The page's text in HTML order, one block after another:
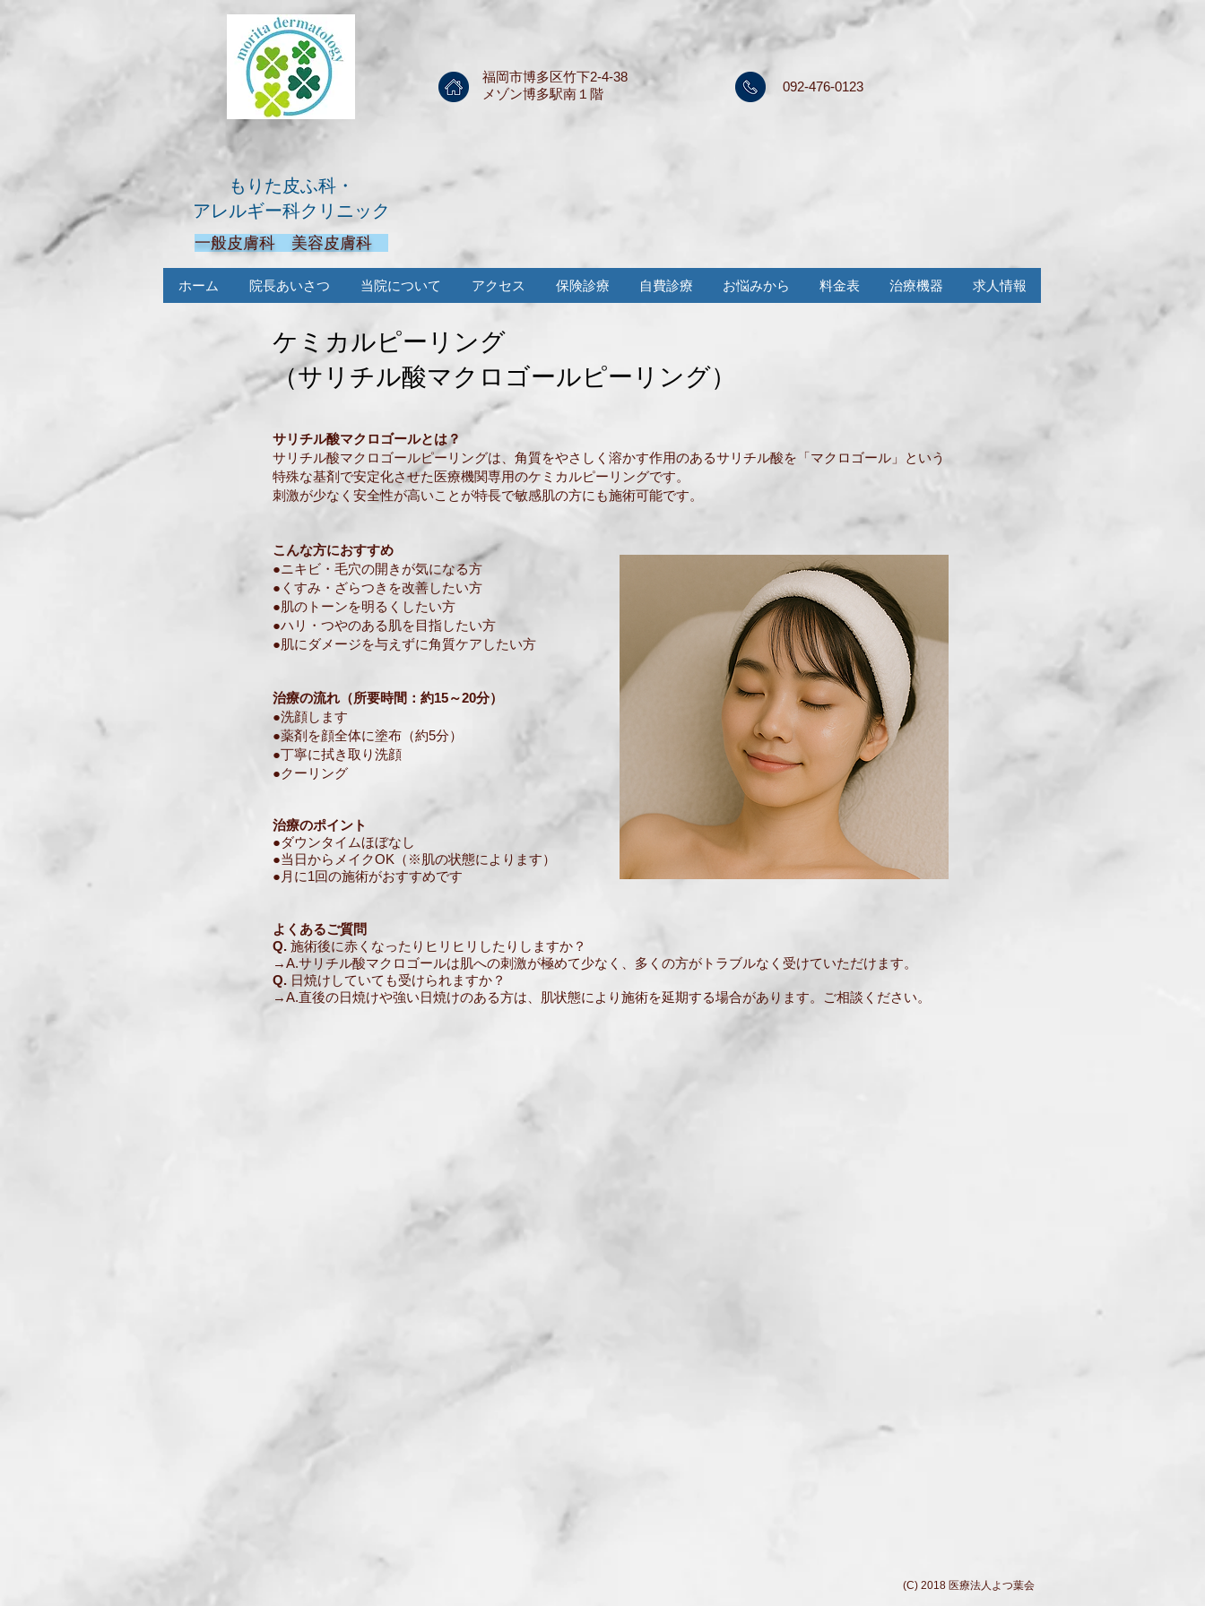
福岡市博多区竹下2-4-38
メゾン博多駅南１階
092-476-0123
もりた皮ふ科・
アレルギー科クリニック
一般皮膚科 美容皮膚科
ホーム 院長あいさつ 当院について アクセス 保険診療 自費診療 お悩みから 料金表 治療機器 求人情報
ケミカルピーリング
​（サリチル酸マクロゴールピーリング）
サリチル酸マクロゴールとは？
サリチル酸マクロゴールピーリングは、角質をやさしく溶かす作用のあるサリチル酸を「マクロゴール」という
特殊な基剤で安定化させた医療機関専用のケミカルピーリングです。
刺激が少なく安全性が高いことが特長で敏感肌の方にも施術可能です。
こんな方におすすめ
●ニキビ・毛穴の開きが気になる方
●くすみ・ざらつきを改善したい方
●肌のトーンを明るくしたい方
●ハリ・つやのある肌を目指したい方
●肌にダメージを与えずに角質ケアしたい方
治療の流れ（所要時間：約15～20分）
●洗顔します
●薬剤を顔全体に塗布（約5分）
●丁寧に拭き取り洗顔
​●クーリング
治療のポイント
●ダウンタイムほぼなし
●当日からメイクOK（※肌の状態によります）
●月に1回の施術がおすすめです
よくあるご質問
Q. 施術後に赤くなったりヒリヒリしたりしますか？
→A.サリチル酸マクロゴールは肌への刺激が極めて少なく、多くの方がトラブルなく受けていただけます。
Q. 日焼けしていても受けられますか？
→A.直後の日焼けや強い日焼けのある方は、肌状態により施術を延期する場合があります。ご相談ください。
(C) 2018 医療法人よつ葉会